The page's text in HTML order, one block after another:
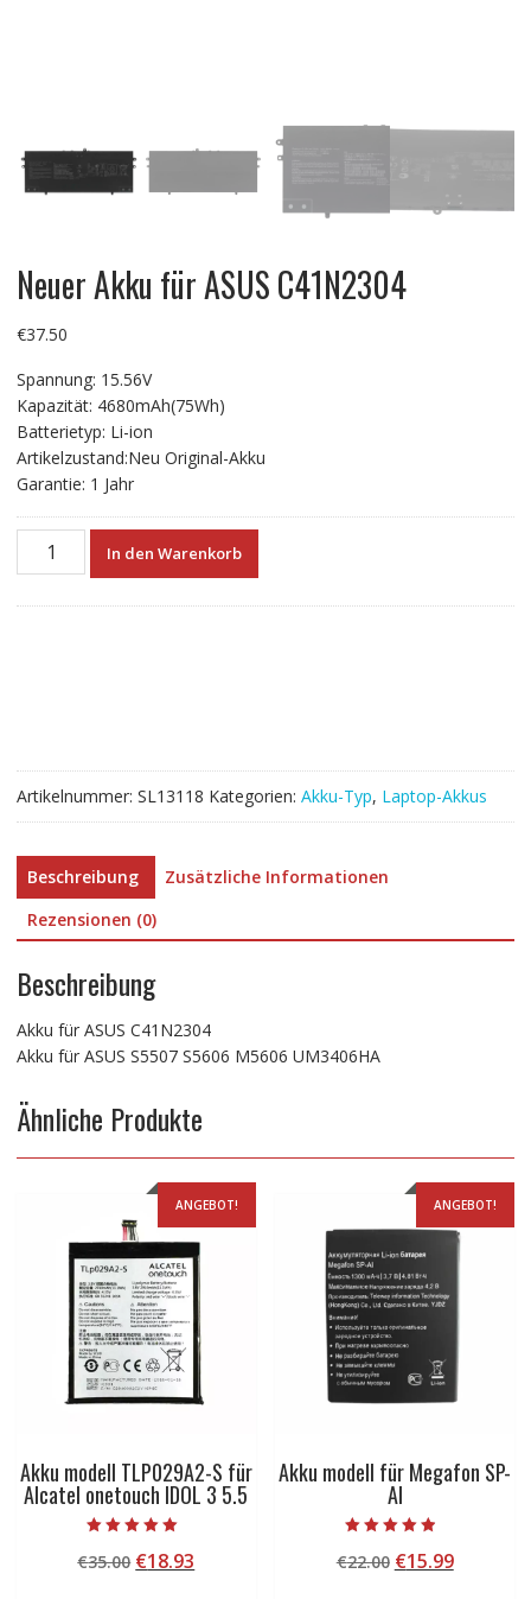
Neuer Akku für ASUS C41N2304
€37.50
Spannung: 15.56V
Kapazität: 4680mAh(75Wh)
Batterietyp: Li-ion
Artikelzustand:Neu Original-Akku
Garantie: 1 Jahr
Neuer
Akku
In den Warenkorb
Artikelnummer: SL13118 Kategorien: Akku-Typ, Laptop-Akkus
Beschreibung
Zusätzliche Informationen
Rezensionen (0)
Beschreibung
Akku für ASUS C41N2304
Akku für ASUS S5507 S5606 M5606 UM3406HA
Ähnliche Produkte
ANGEBOT!
Akku modell TLP029A2-S für
Alcatel onetouch IDOL 3 5.5
5.00
von 5
€35.00 Ursprünglicher
€18.93
ANGEBOT!
Akku modell für Megafon SP-
AI
4.50
von 5
€22.00 Ursprünglicher
€15.99